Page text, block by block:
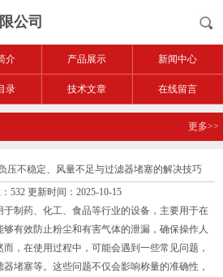
公司
介 产品展示 新闻中心
录 技术文章 在线留言
更多>>
压不稳定、风量不足与过滤器堵塞的解决技巧
532 更新时间：2025-10-15
制药、化工、食品等行业的设备，主要用于在
有效防止粉尘和有害气体的泄漏，确保操作人
，在使用过程中，可能会遇到一些常见问题，
堵塞等。这些问题不仅会影响称量的准确性，